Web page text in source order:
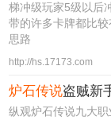
梯冲级玩家5级以后
带的许多卡牌都比
思路
http://hs.17173.com
炉石传说盗贼新
纵观炉石传说九大